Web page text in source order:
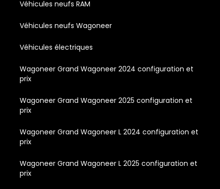
Véhicules neufs RAM
Véhicules neufs Wagoneer
Véhicules électriques
Wagoneer Grand Wagoneer 2024 configuration et
prix
Wagoneer Grand Wagoneer 2025 configuration et
prix
Wagoneer Grand Wagoneer L 2024 configuration et
prix
Wagoneer Grand Wagoneer L 2025 configuration et
prix